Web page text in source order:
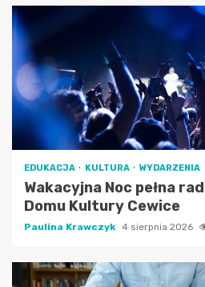
EDUKACJA KULTURA WYDARZENIA
Wakacyjna Noc pełna
Domu Kultury Cewice
Paulina Krawczyk 4 sierpnia 2026